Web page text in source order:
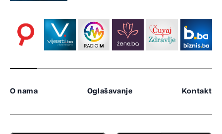
O nama Oglašavanje Kontakt